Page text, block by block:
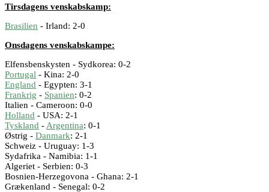
Tirsdagens venskabskamp:
Brasilien - Irland: 2-0
Onsdagens venskabskampe:
Elfensbenskysten - Sydkorea: 0-2
Portugal - Kina: 2-0
England - Egypten: 3-1
Frankrig - Spanien: 0-2
Italien - Cameroon: 0-0
Holland - USA: 2-1
Tyskland - Argentina: 0-1
Østrig - Danmark: 2-1
Schweiz - Uruguay: 1-3
Sydafrika - Namibia: 1-1
Algeriet - Serbien: 0-3
Bosnien-Herzegovona - Ghana: 2-1
Grækenland - Senegal: 0-2